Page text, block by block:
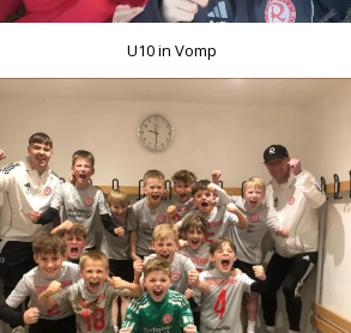
U10 in Vomp